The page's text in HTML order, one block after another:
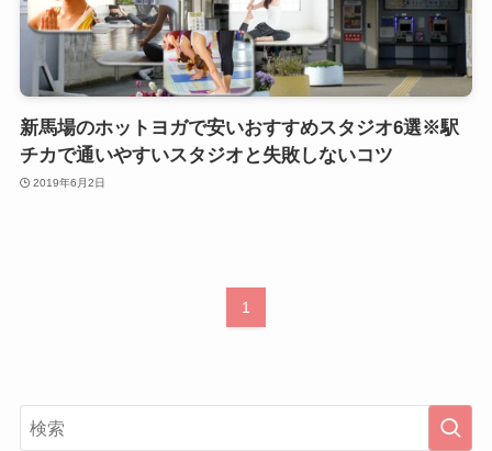
新馬場のホットヨガで安いおすすめスタジオ6選※駅
チカで通いやすいスタジオと失敗しないコツ
2019年6月2日
1